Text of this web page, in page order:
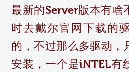
最新的Server版本有啥
时去戴尔官网下载的
的，不过那么多驱动，
安装，一个是iNTEL有